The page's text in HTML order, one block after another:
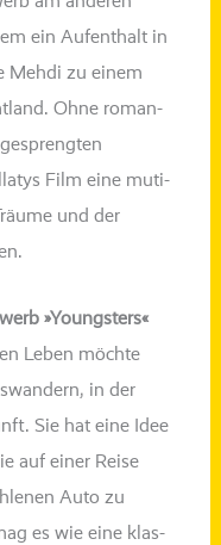
ein Aufenthalt in
Mehdi zu einem
Ohne roman­
Film eine muti­
und der
»Youngsters«
Leben möch­te
in der
Sie hat eine Idee
auf einer Reise
Auto zu
es wie eine klas­